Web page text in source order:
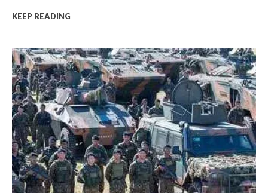
KEEP READING